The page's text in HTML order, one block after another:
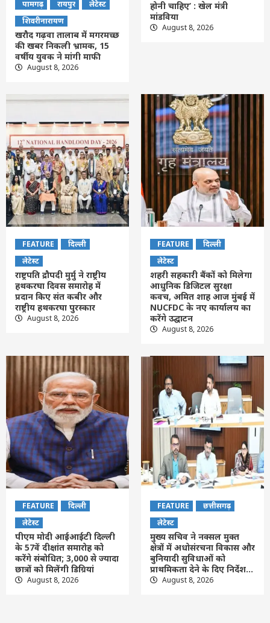
पामगढ़
रायपुर
लेटेस्ट
शिवरीनारायण
खरौद गढ़वा तालाब में मगरमच्छ
की खबर निकली भ्रामक, 15
वर्षीय युवक ने मांगी माफी
August 8, 2026
होनी चाहिए’ : खेल मंत्री
मांडविया
August 8, 2026
FEATURE
दिल्ली
लेटेस्ट
राष्ट्रपति द्रौपदी मुर्मु ने राष्ट्रीय
हथकरघा दिवस समारोह में
प्रदान किए संत कबीर और
राष्ट्रीय हथकरघा पुरस्कार
August 8, 2026
FEATURE
दिल्ली
लेटेस्ट
शहरी सहकारी बैंकों को मिलेगा
आधुनिक डिजिटल सुरक्षा
कवच, अमित शाह आज मुंबई में
NUCFDC के नए कार्यालय का
करेंगे उद्घाटन
August 8, 2026
FEATURE
दिल्ली
लेटेस्ट
पीएम मोदी आईआईटी दिल्ली
के 57वें दीक्षांत समारोह को
करेंगे संबोधित; 3,000 से ज्यादा
छात्रों को मिलेंगी डिग्रियां
August 8, 2026
FEATURE
छत्तीसगढ़
लेटेस्ट
मुख्य सचिव ने नक्सल मुक्त
क्षेत्रों में अधोसंरचना विकास और
बुनियादी सुविधाओं को
प्राथमिकता देने के दिए निर्देश…
August 8, 2026